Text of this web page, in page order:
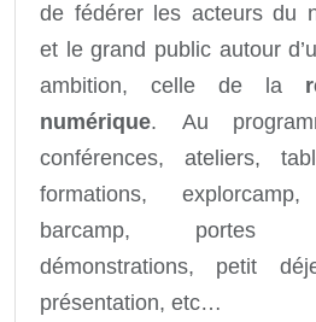
de fédérer les acteurs du
et le grand public autour
ambition, celle de la
numérique. Au
conférences, ateliers,
formations,
barcamp, portes
démonstrations, petit
présentation, etc…